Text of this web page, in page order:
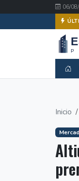
06/
Inicio